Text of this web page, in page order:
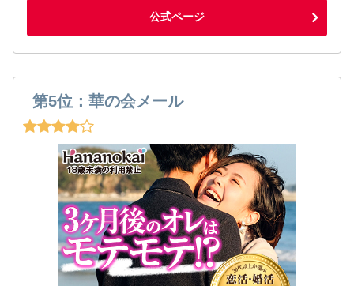
公式ページ
第5位：華の会メール